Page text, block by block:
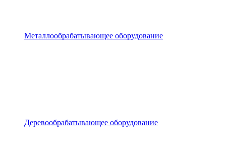
Металлообрабатывающее оборудование
Деревообрабатывающее оборудование